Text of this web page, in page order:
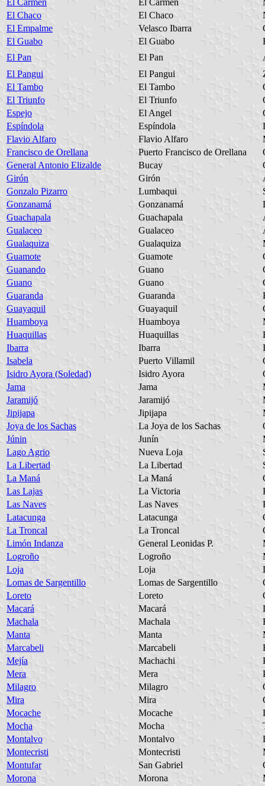
El Chaco
El Chaco
El Empalme
Velasco Ibarra
El Guabo
El Guabo
El Pan
El Pan
El Pangui
El Pangui
El Tambo
El Tambo
El Triunfo
El Triunfo
Espejo
El Angel
Espíndola
Espíndola
Flavio Alfaro
Flavio Alfaro
Francisco de Orellana
Puerto Francisco de Orellana
General Antonio Elizalde
Bucay
Girón
Girón
Gonzalo Pizarro
Lumbaqui
Gonzanamá
Gonzanamá
Guachapala
Guachapala
Gualaceo
Gualaceo
Gualaquiza
Gualaquiza
Guamote
Guamote
Guanando
Guano
Guano
Guano
Guaranda
Guaranda
Guayaquil
Guayaquil
Huamboya
Huamboya
Huaquillas
Huaquillas
Ibarra
Ibarra
Isabela
Puerto Villamil
Isidro Ayora (Soledad)
Isidro Ayora
Jama
Jama
Jaramijó
Jaramijó
Jipijapa
Jipijapa
Joya de los Sachas
La Joya de los Sachas
Júnin
Junín
Lago Agrio
Nueva Loja
La Libertad
La Libertad
La Maná
La Maná
Las Lajas
La Victoria
Las Naves
Las Naves
Latacunga
Latacunga
La Troncal
La Troncal
Limón Indanza
General Leonidas P.
Logroño
Logroño
Loja
Loja
Lomas de Sargentillo
Lomas de Sargentillo
Loreto
Loreto
Macará
Macará
Machala
Machala
Manta
Manta
Marcabeli
Marcabeli
Mejía
Machachi
Mera
Mera
Milagro
Milagro
Mira
Mira
Mocache
Mocache
Mocha
Mocha
Montalvo
Montalvo
Montecristi
Montecristi
Montufar
San Gabriel
Morona
Morona